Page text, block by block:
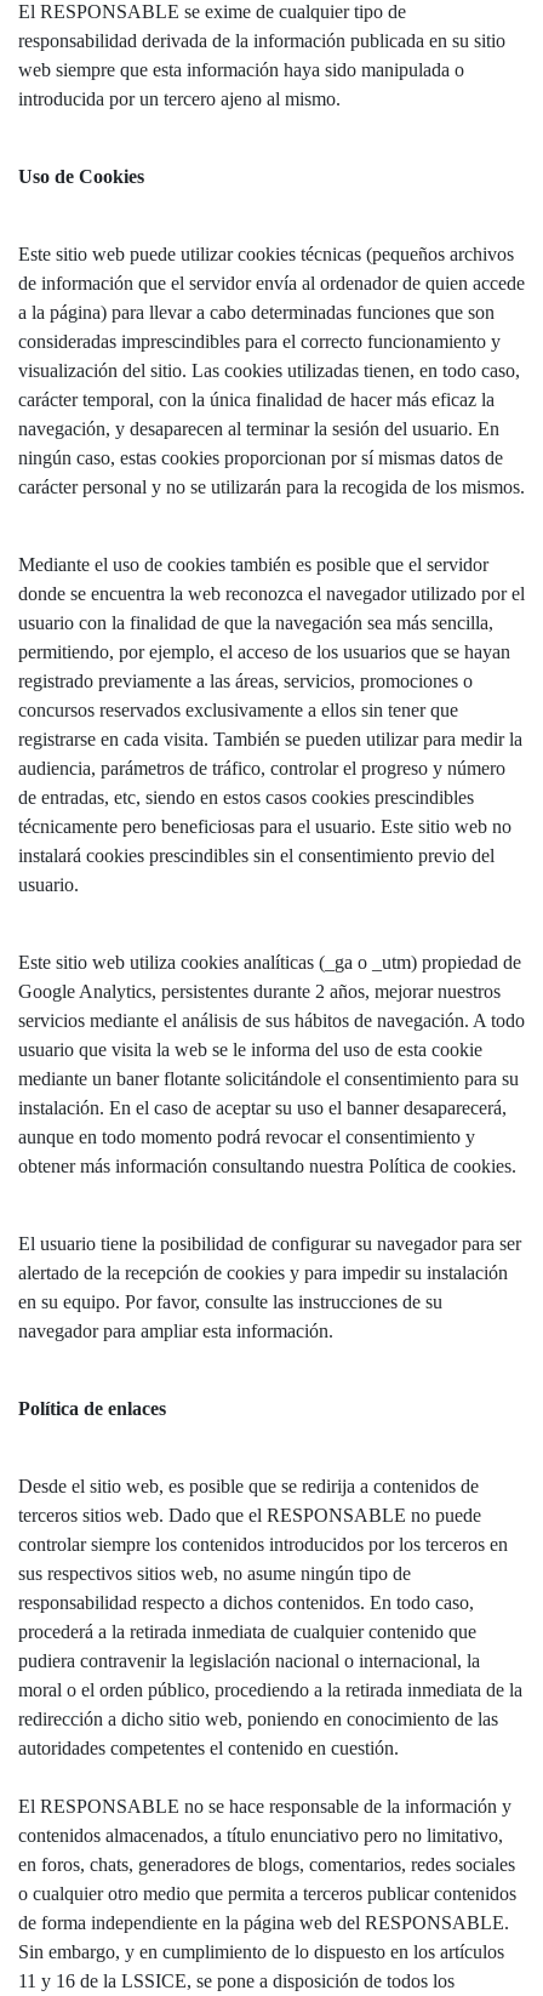
El RESPONSABLE se exime de cualquier tipo de
responsabilidad derivada de la información publicada en su sitio
web siempre que esta información haya sido manipulada o
introducida por un tercero ajeno al mismo.
Uso de Cookies
Este sitio web puede utilizar cookies técnicas (pequeños archivos
de información que el servidor envía al ordenador de quien accede
a la página) para llevar a cabo determinadas funciones que son
consideradas imprescindibles para el correcto funcionamiento y
visualización del sitio. Las cookies utilizadas tienen, en todo caso,
carácter temporal, con la única finalidad de hacer más eficaz la
navegación, y desaparecen al terminar la sesión del usuario. En
ningún caso, estas cookies proporcionan por sí mismas datos de
carácter personal y no se utilizarán para la recogida de los mismos.
Mediante el uso de cookies también es posible que el servidor
donde se encuentra la web reconozca el navegador utilizado por el
usuario con la finalidad de que la navegación sea más sencilla,
permitiendo, por ejemplo, el acceso de los usuarios que se hayan
registrado previamente a las áreas, servicios, promociones o
concursos reservados exclusivamente a ellos sin tener que
registrarse en cada visita. También se pueden utilizar para medir la
audiencia, parámetros de tráfico, controlar el progreso y número
de entradas, etc, siendo en estos casos cookies prescindibles
técnicamente pero beneficiosas para el usuario. Este sitio web no
instalará cookies prescindibles sin el consentimiento previo del
usuario.
Este sitio web utiliza cookies analíticas (_ga o _utm) propiedad de
Google Analytics, persistentes durante 2 años, mejorar nuestros
servicios mediante el análisis de sus hábitos de navegación. A todo
usuario que visita la web se le informa del uso de esta cookie
mediante un baner flotante solicitándole el consentimiento para su
instalación. En el caso de aceptar su uso el banner desaparecerá,
aunque en todo momento podrá revocar el consentimiento y
obtener más información consultando nuestra Política de cookies.
El usuario tiene la posibilidad de configurar su navegador para ser
alertado de la recepción de cookies y para impedir su instalación
en su equipo. Por favor, consulte las instrucciones de su
navegador para ampliar esta información.
Política de enlaces
Desde el sitio web, es posible que se redirija a contenidos de
terceros sitios web. Dado que el RESPONSABLE no puede
controlar siempre los contenidos introducidos por los terceros en
sus respectivos sitios web, no asume ningún tipo de
responsabilidad respecto a dichos contenidos. En todo caso,
procederá a la retirada inmediata de cualquier contenido que
pudiera contravenir la legislación nacional o internacional, la
moral o el orden público, procediendo a la retirada inmediata de la
redirección a dicho sitio web, poniendo en conocimiento de las
autoridades competentes el contenido en cuestión.
El RESPONSABLE no se hace responsable de la información y
contenidos almacenados, a título enunciativo pero no limitativo,
en foros, chats, generadores de blogs, comentarios, redes sociales
o cualquier otro medio que permita a terceros publicar contenidos
de forma independiente en la página web del RESPONSABLE.
Sin embargo, y en cumplimiento de lo dispuesto en los artículos
11 y 16 de la LSSICE, se pone a disposición de todos los